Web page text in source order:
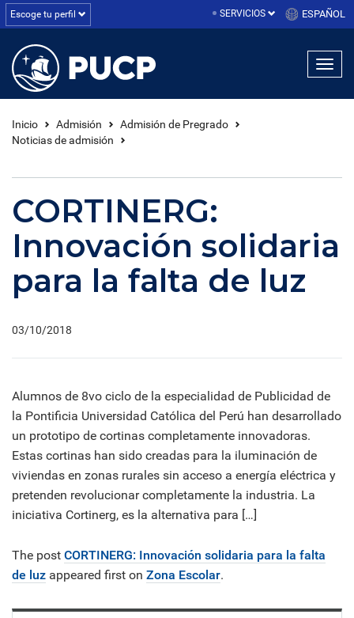
Escoge tu perfil SERVICIOS ESPAÑOL
Inicio Admisión
Admisión de Pregrado
Noticias de admisión
CORTINERG:
Innovación solidaria
para la falta de luz
03/10/2018
Alumnos de 8vo ciclo de la especialidad de Publicidad de
la Pontificia Universidad Católica del Perú han desarrollado
un prototipo de cortinas completamente innovadoras.
Estas cortinas han sido creadas para la iluminación de
viviendas en zonas rurales sin acceso a energía eléctrica y
pretenden revolucionar completamente la industria. La
iniciativa Cortinerg, es la alternativa para […]
The post CORTINERG: Innovación solidaria para la falta
de luz appeared first on Zona Escolar.